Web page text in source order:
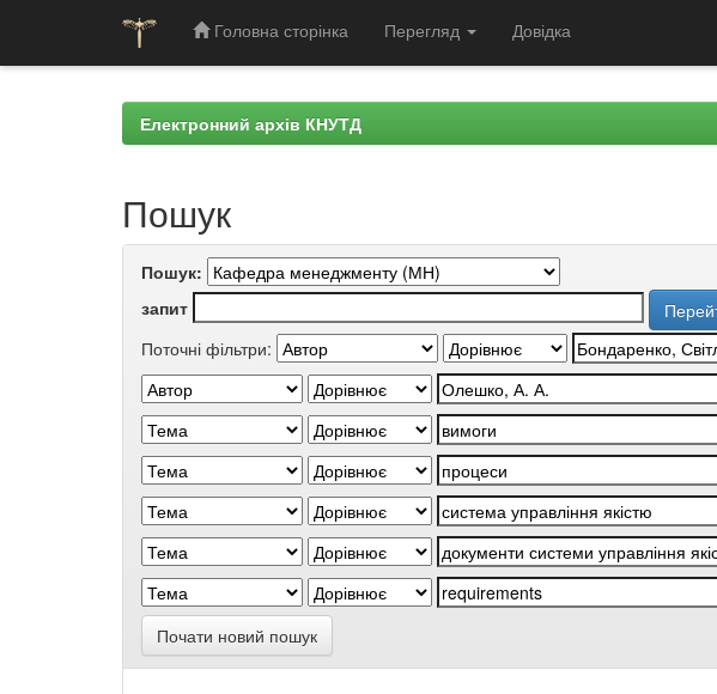
Головна сторінка Перегляд Довідка
Електронний архів КНУТД
Пошук
Пошук:
запит
Поточні фільтри:
Почати новий пошук